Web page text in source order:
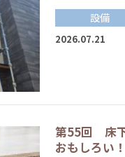
設備
2026.07.21
第55回 床
おもしろい